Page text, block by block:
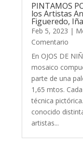
PINTAMOS
los Artistas
Figueredo,
Feb 5, 2023 |
Comentario
En OJOS DE
mosaico
parte de una
1,65 mtos.
técnica
conocido
artistas...